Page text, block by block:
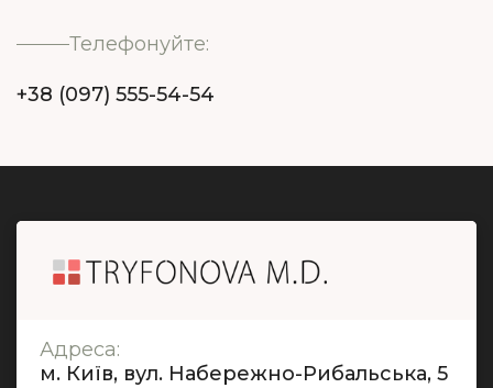
Телефонуйте:
+38 (097) 555-54-54
Адреса:
м. Київ, вул. Набережно-Рибальська, 5